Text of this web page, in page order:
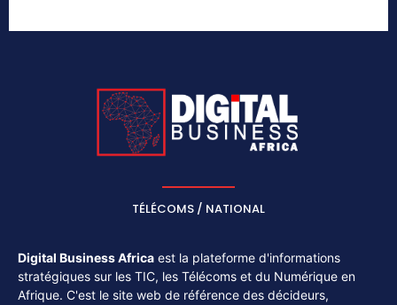
TÉLÉCOMS / NATIONAL
Digital Business Africa est la plateforme d'informations
stratégiques sur les TIC, les Télécoms et du Numérique en
Afrique. C'est le site web de référence des décideurs,